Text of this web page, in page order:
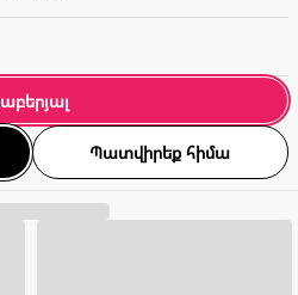
Պատվիրեք հիմա